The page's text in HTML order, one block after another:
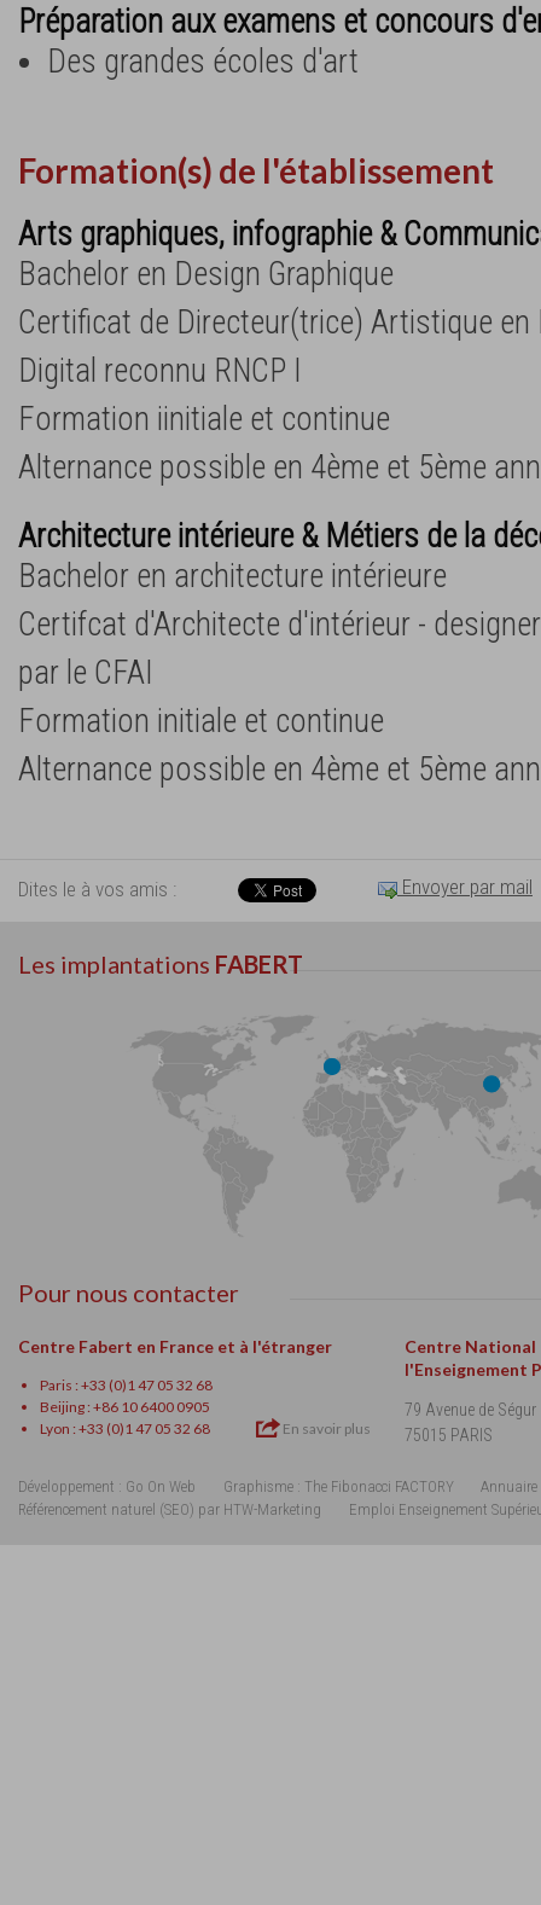
Préparation aux examens et concours
Des grandes écoles d'art
Formation(s) de l'établissement
Arts graphiques, infographie &
Bachelor en Design Graphique
Certificat de Directeur(trice) Artistique en
Digital reconnu RNCP I
Formation iinitiale et continue
Alternance possible en 4ème et 5ème
Architecture intérieure & Métiers de la
Bachelor en architecture intérieure
Certifcat d'Architecte d'intérieur -
par le CFAI
Formation initiale et continue
Alternance possible en 4ème et 5ème
Dites le à vos amis : Envoyer par mail
Les implantations FABERT
Pour nous contacter
Centre Fabert en France et à l'étranger
Paris : +33 (0)1 47 05 32 68
Beijing : +86 10 6400 0905
Lyon : +33 (0)1 47 05 32 68
En savoir plus
Centre National
l'Enseignement
79 Avenue de Ségur
75015 PARIS
Développement : Go On Web Graphisme : The Fibonacci FACTORY
Annuaire
Référencement naturel (SEO) par HTW-Marketing
Emploi Enseignement